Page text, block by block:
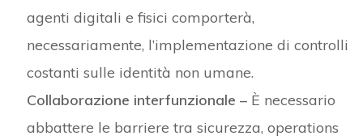
agenti digitali e fisici comporterà,
necessariamente, l’implementazione di controlli
costanti sulle identità non umane.
Collaborazione interfunzionale – È necessario
abbattere le barriere tra sicurezza, operations